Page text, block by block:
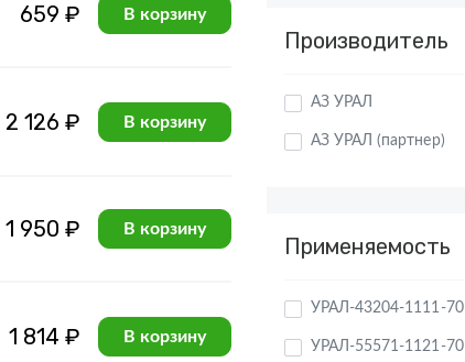
659 ₽ В корзину
2 126 ₽ В корзину
1 950 ₽ В корзину
1 814 ₽ В корзину
АЗ УРАЛ
УРАЛ-43204-1111-70